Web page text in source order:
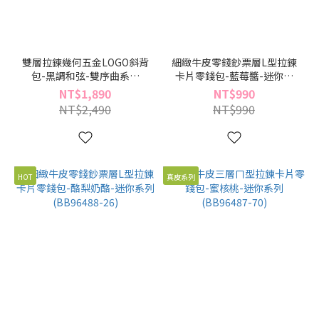
雙層拉鍊幾何五金LOGO斜背
包-黑調和弦-雙序曲系列
(BX96439-49)
NT$1,890
NT$2,490
細緻牛皮零錢鈔票層L型拉鍊
卡片零錢包-藍莓醬-迷你系
列(BB96488-41)
NT$990
NT$990
HOT 真皮系列